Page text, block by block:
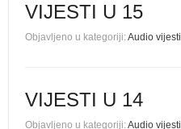
VIJESTI U 15
Objavljeno u kategoriji:Audio vijesti
VIJESTI U 14
Objavljeno u kategoriji:Audio vijesti